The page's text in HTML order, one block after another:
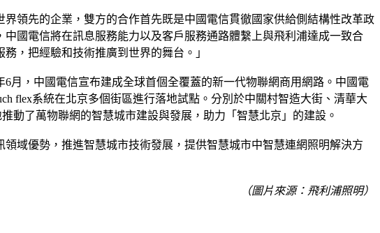
領先的企業，雙方的合作首先既是中國電信貫徹國家供給側結構性改革政
國電信將在訊息服務能力以及客戶服務通路體繫上與飛利浦達成一致合
，把經驗和技術推廣到世界的舞台。」
月，中國電信宣布建成全球首個全覆蓋的新一代物聯網商用網路。中國電
flex系統在北京多個街區進行落地試點。分別於中關村智造大街、清華大
動了萬物聯網的智慧城市建設與發展，助力「智慧北京」的建設。
域優勢，推進智慧城市技術發展，提供智慧城市中智慧連網照明解決方
（圖片來源：飛利浦照明）